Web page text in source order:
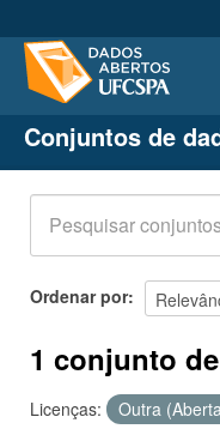
Conjuntos de dados
Organizações
Grupos
Sobre
Conjuntos de
Ordenar por
1 conjunto
Licenças: Outra